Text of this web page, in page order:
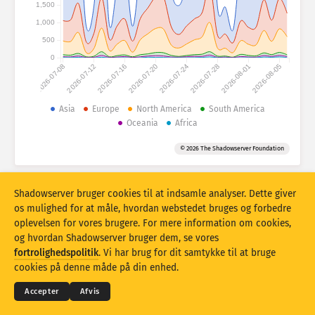
Angrebsstatistikker: Enheder
Lande
Datasæt
Overlappende
Opdater Nulstil
Download som PNG
2026-07-082026-07-122026-07-162026-07-202026-07-242026-07-282026-08-012026-08-05
0
500
1,000
1,500
Asia Europe North America
South America
Oceania
Africa
© 2026 The Shadowserver Foundation
© 2026THE SHADOWSERVER FOUNDATION
Fortrolighed og vilkår
Kontakt os Krediteringer
Shadowserver bruger cookies til at indsamle analyser. Dette giver
os mulighed for at måle, hvordan webstedet bruges og forbedre
oplevelsen for vores brugere. For mere information om cookies,
og hvordan Shadowserver bruger dem, se vores
fortrolighedspolitik. Vi har brug for dit samtykke til at bruge
cookies på denne måde på din enhed.
Accepter Afvis